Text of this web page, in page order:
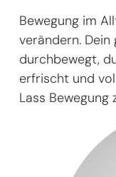
Bewegung im
verändern.
durchbewegt,
erfrischt und
Lass